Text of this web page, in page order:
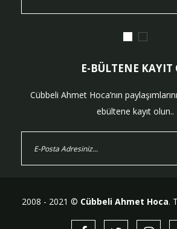
E-BÜLTENE KAYIT
Cübbeli Ahmet Hoca’nın
ebültene kayıt olun..
2008 - 2021 © Cübbeli Ahmet Hoca.